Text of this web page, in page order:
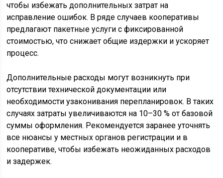
чтобы избежать дополнительных затрат на
исправление ошибок. В ряде случаев кооперативы
предлагают пакетные услуги с фиксированной
стоимостью, что снижает общие издержки и ускоряет
процесс.
Дополнительные расходы могут возникнуть при
отсутствии технической документации или
необходимости узаконивания перепланировок. В таких
случаях затраты увеличиваются на 10–30 % от базовой
суммы оформления. Рекомендуется заранее уточнять
все нюансы у местных органов регистрации и в
кооперативе, чтобы избежать неожиданных расходов
и задержек.